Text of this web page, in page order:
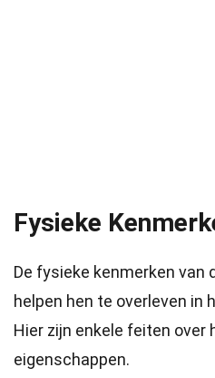
Fysieke
De fysieke kenmerken van
helpen hen te overleven in
Hier zijn enkele feiten over
eigenschappen.